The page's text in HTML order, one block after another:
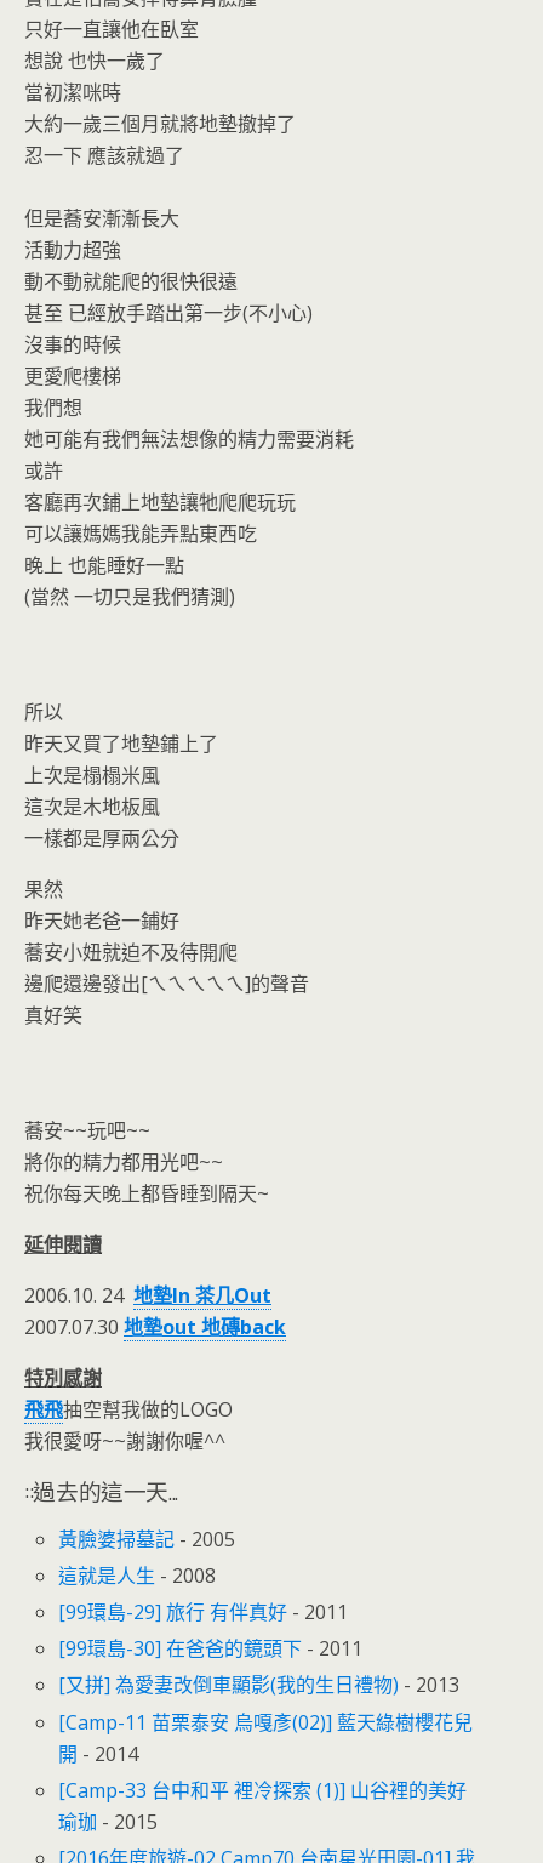
只好一直讓他在臥室
想說 也快一歲了
當初潔咪時
大約一歲三個月就將地墊撤掉了
忍一下 應該就過了
但是蕎安漸漸長大
活動力超強
動不動就能爬的很快很遠
甚至 已經放手踏出第一步(不小心)
沒事的時候
更愛爬樓梯
我們想
她可能有我們無法想像的精力需要消耗
或許
客廳再次鋪上地墊讓牠爬爬玩玩
可以讓媽媽我能弄點東西吃
晚上 也能睡好一點
(當然 一切只是我們猜測)
所以
昨天又買了地墊鋪上了
上次是榻榻米風
這次是木地板風
一樣都是厚兩公分
果然
昨天她老爸一鋪好
蕎安小妞就迫不及待開爬
邊爬還邊發出[ㄟㄟㄟㄟㄟ]的聲音
真好笑
蕎安~~玩吧~~
將你的精力都用光吧~~
祝你每天晚上都昏睡到隔天~
延伸閱讀
2006.10. 24 地墊In 茶几Out
2007.07.30 地墊out 地磚back
特別感謝
飛飛抽空幫我做的LOGO
我很愛呀~~謝謝你喔^^
::過去的這一天...
黃臉婆掃墓記 - 2005
這就是人生 - 2008
[99環島-29] 旅行 有伴真好 - 2011
[99環島-30] 在爸爸的鏡頭下 - 2011
[又拼] 為愛妻改倒車顯影(我的生日禮物) - 2013
[Camp-11 苗栗泰安 烏嘎彥(02)] 藍天綠樹櫻花兒
開 - 2014
[Camp-33 台中和平 裡冷探索 (1)] 山谷裡的美好
瑜珈 - 2015